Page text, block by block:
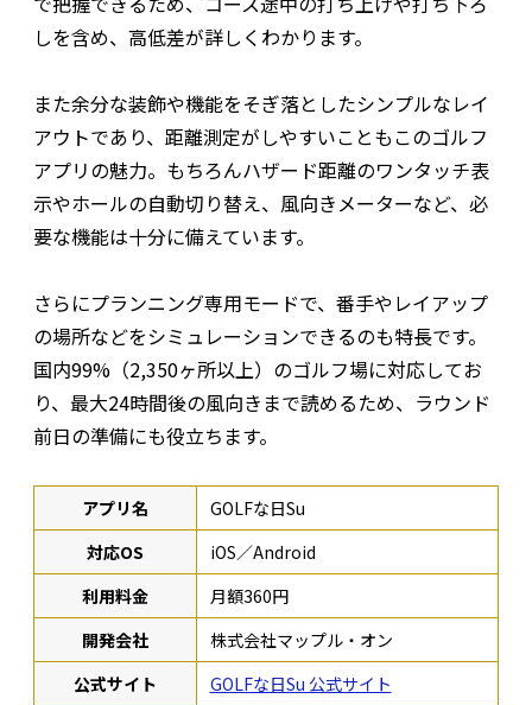
しを含め、高低差が詳しくわかります。
また余分な装飾や機能をそぎ落としたシンプルなレイ
アウトであり、距離測定がしやすいこともこのゴルフ
アプリの魅力。もちろんハザード距離のワンタッチ表
示やホールの自動切り替え、風向きメーターなど、必
要な機能は十分に備えています。
さらにプランニング専用モードで、番手やレイアップ
の場所などをシミュレーションできるのも特長です。
国内99%（2,350ヶ所以上）のゴルフ場に対応してお
り、最大24時間後の風向きまで読めるため、ラウンド
前日の準備にも役立ちます。
アプリ名
GOLFな日Su
対応OS
iOS／Android
利用料金
月額360円
開発会社
株式会社マップル・オン
公式サイト
GOLFな日Su 公式サイト